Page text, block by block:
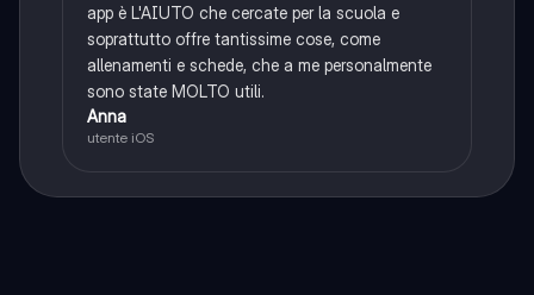
app è L'AIUTO che cercate per la scuola e
soprattutto offre tantissime cose, come
allenamenti e schede, che a me personalmente
sono state MOLTO utili.
Anna
utente iOS